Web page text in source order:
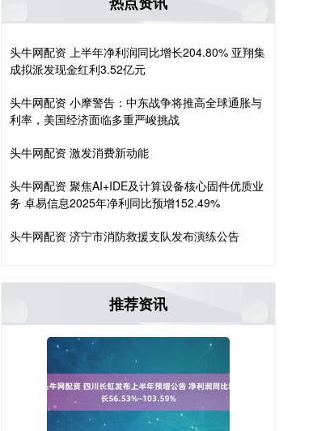
头牛网配资 上半年净利润同比增长204.80% 亚翔集
成拟派发现金红利3.52亿元
头牛网配资 小摩警告：中东战争将推高全球通胀与
利率，美国经济面临多重严峻挑战
头牛网配资 激发消费新动能
头牛网配资 聚焦AI+IDE及计算设备核心固件优质业
务 卓易信息2025年净利同比预增152.49%
头牛网配资 济宁市消防救援支队发布演练公告
推荐资讯